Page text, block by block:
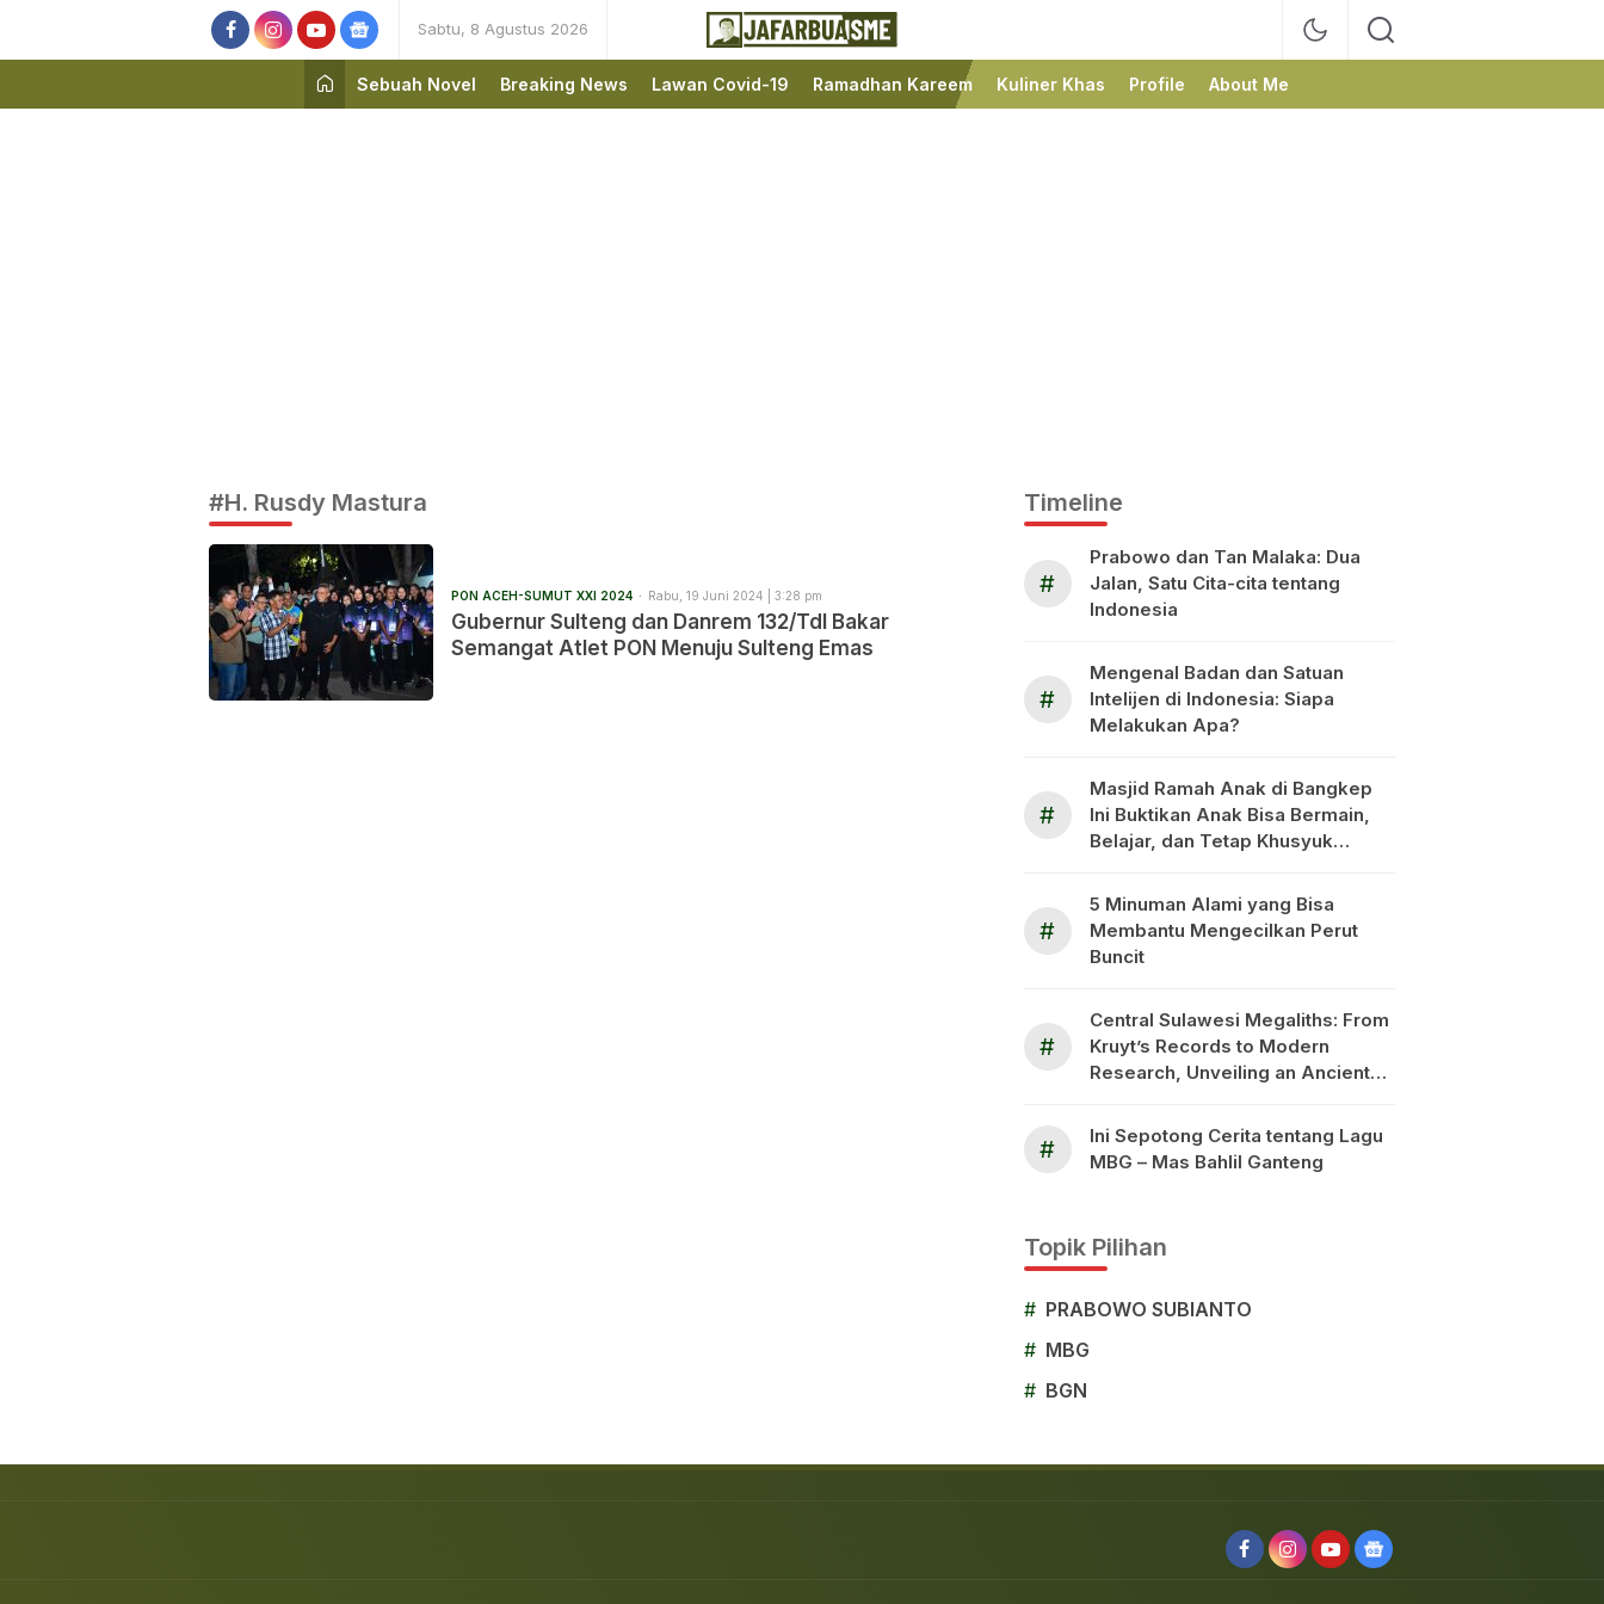
Sabtu, 8 Agustus 2026
JafarBua
Ini bukan Media Online,
Ini Jafarbuaisme.com
Sebuah Novel
Breaking News Lawan Covid-19 Ramadhan Kareem Kuliner Khas Profile About Me
#H. Rusdy Mastura
PON ACEH-SUMUT XXI 2024 Rabu, 19 Juni 2024 | 3:28 pm
Gubernur Sulteng dan Danrem 132/Tdl Bakar
Semangat Atlet PON Menuju Sulteng Emas
Timeline
#
Prabowo dan Tan Malaka: Dua
Jalan, Satu Cita-cita tentang
Indonesia
#
Mengenal Badan dan Satuan
Intelijen di Indonesia: Siapa
Melakukan Apa?
#
Masjid Ramah Anak di Bangkep
Ini Buktikan Anak Bisa Bermain,
Belajar, dan Tetap Khusyuk
#
5 Minuman Alami yang Bisa
Membantu Mengecilkan Perut
Buncit
#
Central Sulawesi Megaliths: From
Kruyt’s Records to Modern
Research, Unveiling an Ancient
Sulawesi
#
Ini Sepotong Cerita tentang Lagu
MBG – Mas Bahlil Ganteng
Topik Pilihan
# PRABOWO SUBIANTO
# MBG
# BGN